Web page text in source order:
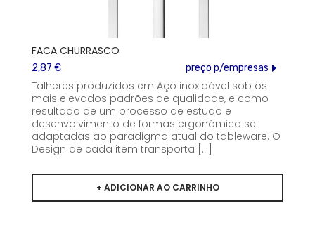
FACA CHURRASCO
2,87 € preço p/empresas
Talheres produzidos em Aço inoxidável sob os
mais elevados padrões de qualidade, e como
resultado de um processo de estudo e
desenvolvimento de formas ergonómica se
adaptadas ao paradigma atual do tableware. O
Design de cada item transporta [...]